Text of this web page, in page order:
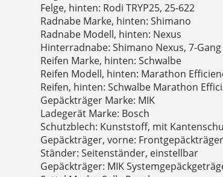
Felge, hinten: Rodi TRYP25, 25-622
Radnabe Marke, hinten: Shimano
Radnabe Modell, hinten: Nexus
Hinterradnabe: Shimano Nexus, 7-Gang
Reifen Marke, hinten: Schwalbe
Reifen Modell, hinten: Marathon
Reifen, hinten: Schwalbe Marathon
Gepäckträger Marke: MIK
Ladegerät Marke: Bosch
Schutzblech: Kunststoff, mit
Gepäckträger, vorne:
Ständer: Seitenständer, einstellbar
Gepäckträger: MIK